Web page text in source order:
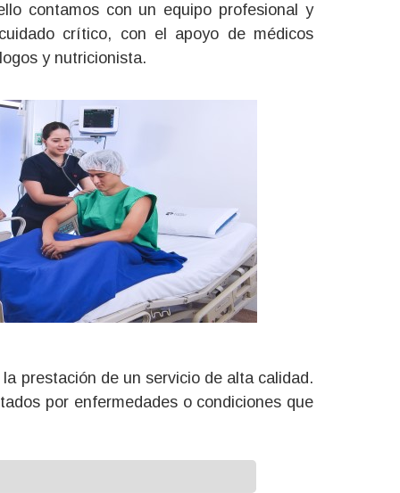
contamos con un equipo profesional y
crítico, con el apoyo de médicos
y nutricionista.
prestación de un servicio de alta calidad.
por enfermedades o condiciones que